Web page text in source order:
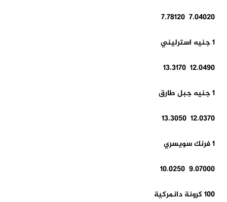
7.04020 7.78120
1 جنيه استرليني
12.0490 13.3170
1 جنيه جبل طارق
12.0370 13.3050
1 فرنك سويسري
9.07000 10.0250
100 كرونة دانمركية